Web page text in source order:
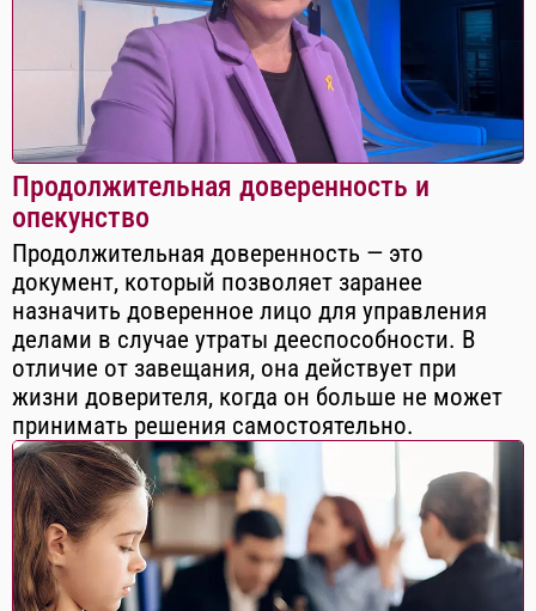
Продолжительная доверенность и
опекунство
Продолжительная доверенность — это
документ, который позволяет заранее
назначить доверенное лицо для управления
делами в случае утраты дееспособности. В
отличие от завещания, она действует при
жизни доверителя, когда он больше не может
принимать решения самостоятельно.